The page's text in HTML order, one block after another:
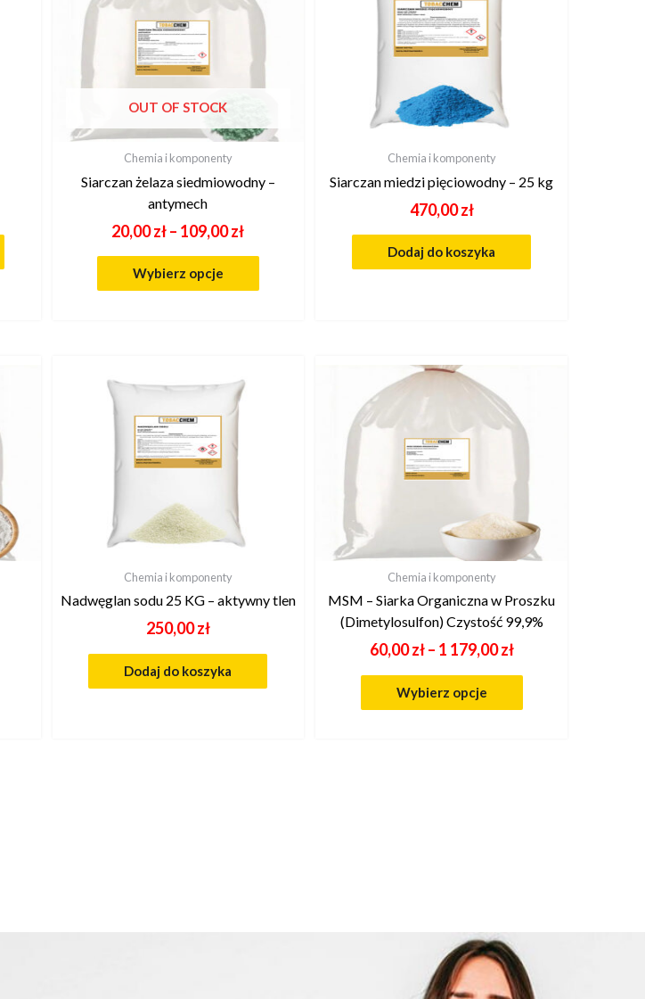
OUT OF STOCK
Chemia i komponenty
Siarczan żelaza siedmiowodny –
antymech
20,00zł– 109,00zł
Wybierz opcje
Chemia i komponenty
Siarczan miedzi pięciowodny – 25 kg
470,00zł
Dodaj do koszyka
Chemia i komponenty
Nadwęglan sodu 25 KG – aktywny tlen
250,00zł
Dodaj do koszyka
Chemia i komponenty
MSM – Siarka Organiczna w Proszku
(Dimetylosulfon) Czystość 99,9%
60,00zł– 1 179,00zł
Wybierz opcje